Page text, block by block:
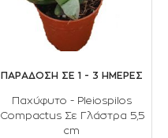
ΠΑΡΑΔΟΣΗ ΣΕ 1 - 3 ΗΜΕΡΕΣ
Παχύφυτο - Pleiospilos
Compactus Σε Γλάστρα 5,5
cm